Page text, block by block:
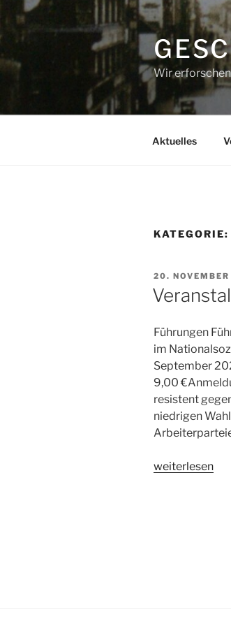
Inhalt
springen
Wir
Aktuelles
KATEGORIE:
AM
20.
Führungen
im
September
9,00
resistent
niedrigen
weiterlesen